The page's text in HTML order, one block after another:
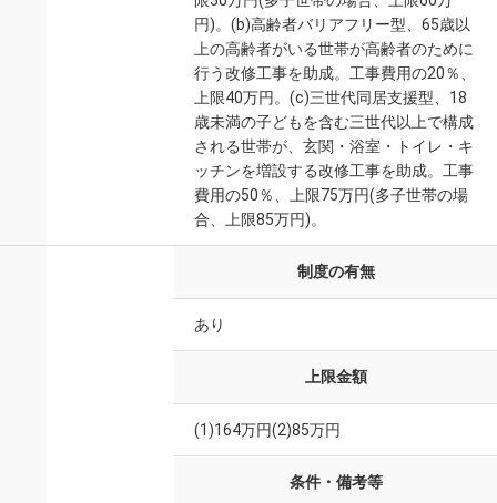
円)。(b)高齢者バリアフリー型、65歳以
上の高齢者がいる世帯が高齢者のために
行う改修工事を助成。工事費用の20％、
上限40万円。(c)三世代同居支援型、18
歳未満の子どもを含む三世代以上で構成
される世帯が、玄関・浴室・トイレ・キ
ッチンを増設する改修工事を助成。工事
費用の50％、上限75万円(多子世帯の場
合、上限85万円)。
制度の有無
あり
上限金額
(1)164万円(2)85万円
条件・備考等